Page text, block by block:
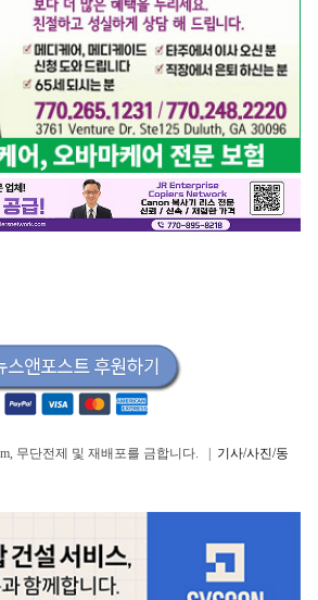
무단전제 및 재배포를 금합니다. | 기사/사진/동